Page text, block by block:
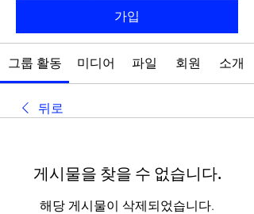
가입
그룹 활동 미디어 파일 회원 소개
뒤로
게시물을 찾을 수 없습니다.
해당 게시물이 삭제되었습니다.